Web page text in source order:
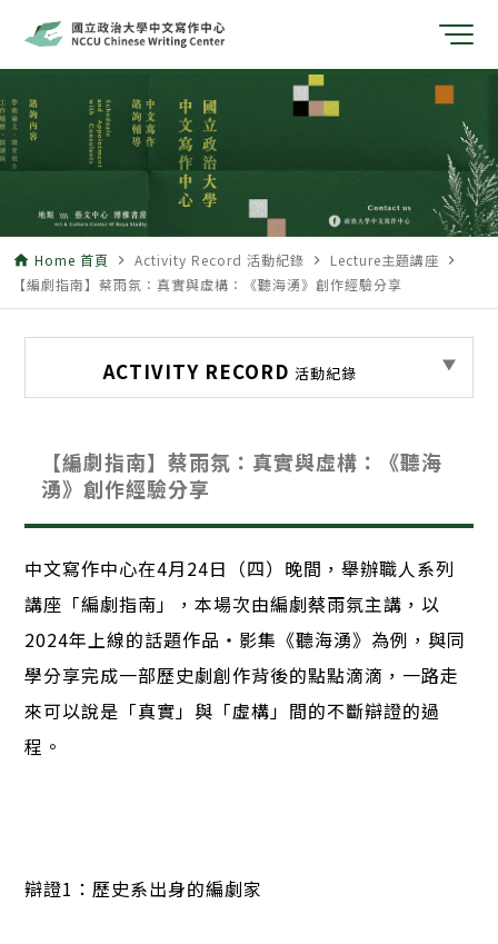
home Home 首頁 navigate_next Activity Record 活動紀錄 navigate_next Lecture主題講座 navigate_next
【編劇指南】蔡雨氛：真實與虛構：《聽海湧》創作經驗分享
ACTIVITY RECORD 活動紀錄
【編劇指南】蔡雨氛：真實與虛構：《聽海
湧》創作經驗分享
中文寫作中心在4月24日（四）晚間，舉辦職人系列
講座「編劇指南」，本場次由編劇蔡雨氛主講，以
2024年上線的話題作品・影集《聽海湧》為例，與同
學分享完成一部歷史劇創作背後的點點滴滴，一路走
來可以說是「真實」與「虛構」間的不斷辯證的過
程。
辯證1：歷史系出身的編劇家